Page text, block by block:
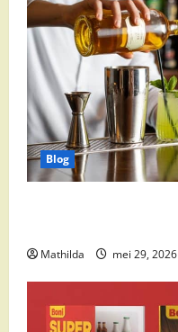
Blog
Mathilda mei 29, 2026